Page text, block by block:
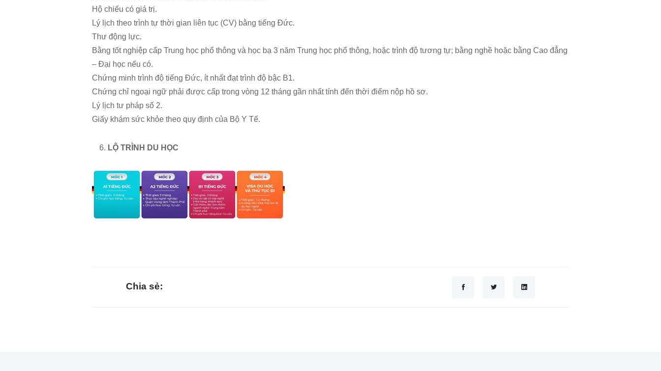
Hộ chiếu có giá trị.
Lý lịch theo trình tự thời gian liên tục (CV) bằng tiếng Đức.
Thư động lực.
Bằng tốt nghiệp cấp Trung học phổ thông và học bạ 3 năm Trung học phổ thông, hoặc trình độ tương tự; bằng nghề hoặc bằng Cao đẳng
– Đại học nếu có.
Chứng minh trình độ tiếng Đức, ít nhất đạt trình độ bậc B1.
Chứng chỉ ngoại ngữ phải được cấp trong vòng 12 tháng gần nhất tính đến thời điểm nộp hồ sơ.
Lý lịch tư pháp số 2.
Giấy khám sức khỏe theo quy định của Bộ Y Tế.
LỘ TRÌNH DU HỌC
Chia sẻ: